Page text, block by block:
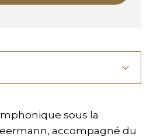
sous la
accompagné du